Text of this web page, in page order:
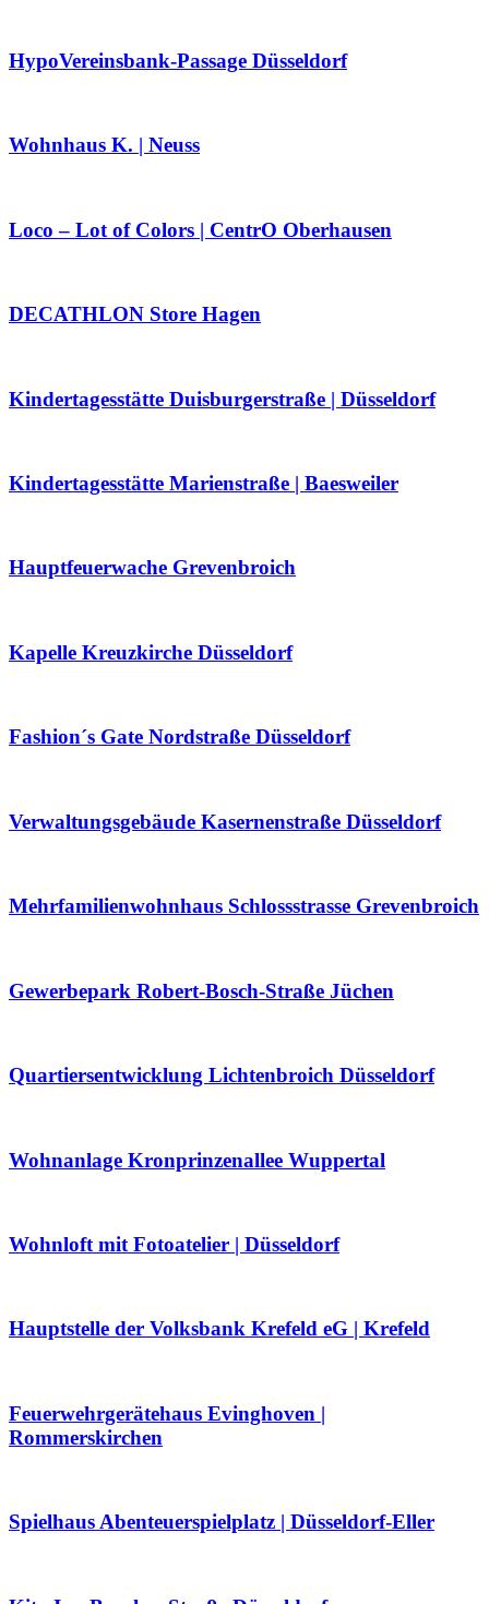
HypoVereinsbank-Passage Düsseldorf
Wohnhaus K. | Neuss
Loco – Lot of Colors | CentrO Oberhausen
DECATHLON Store Hagen
Kindertagesstätte Duisburgerstraße | Düsseldorf
Kindertagesstätte Marienstraße | Baesweiler
Hauptfeuerwache Grevenbroich
Kapelle Kreuzkirche Düsseldorf
Fashion´s Gate Nordstraße Düsseldorf
Verwaltungsgebäude Kasernenstraße Düsseldorf
Mehrfamilienwohnhaus Schlossstrasse Grevenbroich
Gewerbepark Robert-Bosch-Straße Jüchen
Quartiersentwicklung Lichtenbroich Düsseldorf
Wohnanlage Kronprinzenallee Wuppertal
Wohnloft mit Fotoatelier | Düsseldorf
Hauptstelle der Volksbank Krefeld eG | Krefeld
Feuerwehrgerätehaus Evinghoven |
Rommerskirchen
Spielhaus Abenteuerspielplatz | Düsseldorf-Eller